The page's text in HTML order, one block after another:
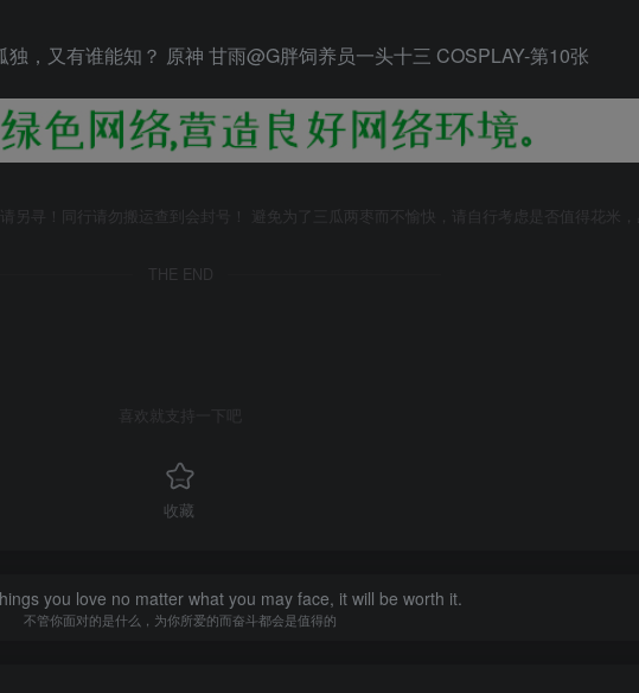
另寻！同行请勿搬运查到会封号！ 避免为了三瓜两枣而不愉快，请自行考虑是否值得花米，
THE END
喜欢就支持一下吧
收藏
of what people said. Use that as your motivation to push harder.
别因为别人说的话而放弃，把那些话当做加倍努力的动力